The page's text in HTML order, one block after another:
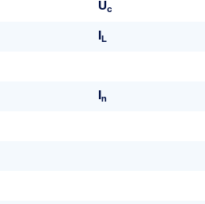
Uc
IL
In